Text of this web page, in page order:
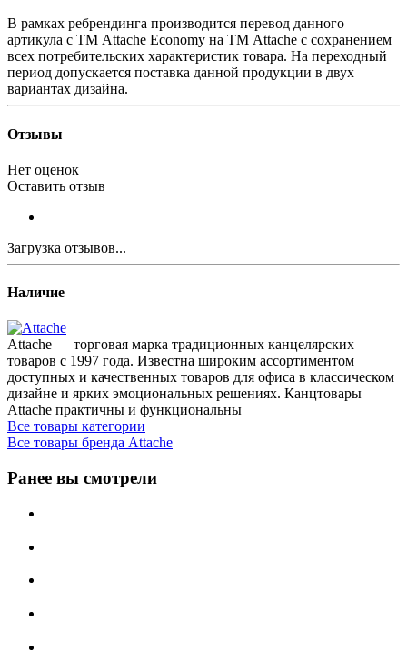
В рамках ребрендинга производится перевод данного
артикула с ТМ Attache Economy на ТМ Attache с сохранением
всех потребительских характеристик товара. На переходный
период допускается поставка данной продукции в двух
вариантах дизайна.
Отзывы
Нет оценок
Оставить отзыв
Загрузка отзывов...
Наличие
Attache — торговая марка традиционных канцелярских
товаров с 1997 года. Известна широким ассортиментом
доступных и качественных товаров для офиса в классическом
дизайне и ярких эмоциональных решениях. Канцтовары
Attache практичны и функциональны
Все товары категории
Все товары бренда Attache
Ранее вы смотрели